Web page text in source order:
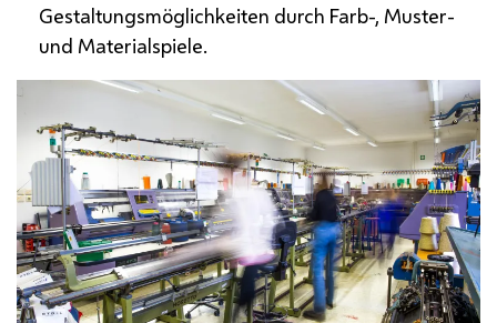
Gestaltungsmöglichkeiten durch Farb-, Muster-
und Materialspiele.